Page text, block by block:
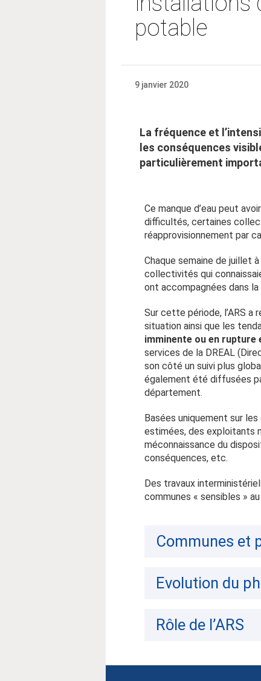
potable
9 janvier 2020
La fréquence et
les conséquences
particulièrement
Ce manque d’eau peut
difficultés, certaines
réapprovisionnement par
Chaque semaine de juillet
collectivités qui
ont accompagnées dans
Sur cette période, l’ARS a
situation ainsi que les
imminente ou en rupture
services de la DREAL
son côté un suivi plus
également été diffusées
département.
Basées uniquement sur
estimées, des exploitants
méconnaissance du
conséquences, etc.
Des travaux
communes « sensibles »
Communes et
Evolution du
Rôle de l’ARS